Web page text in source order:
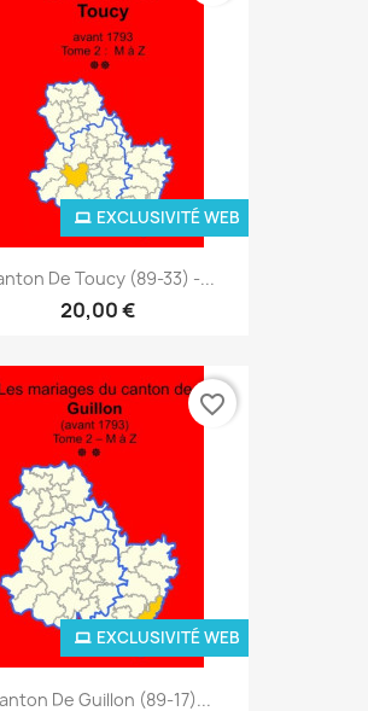
De Toucy (89-33) -...
20,00 €
EXCLUSIVITÉ WEB
De Guillon (89-17)...
EXCLUSIVITÉ WEB
favorite_border